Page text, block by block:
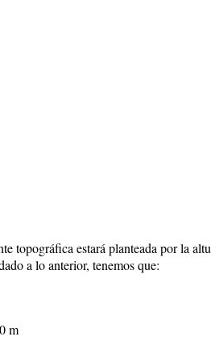
topográfica estará planteada por la
a lo anterior, tenemos que:
m